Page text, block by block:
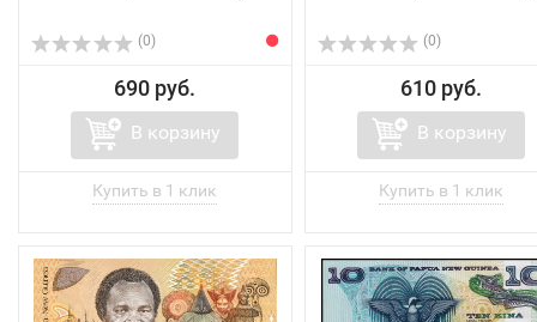
(0)
690 руб.
В корзину
(0)
610 руб.
В корзину